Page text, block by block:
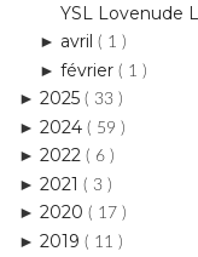
YSL Lovenude
► avril ( 1 )
► février ( 1 )
► 2025 ( 33 )
► 2024 ( 59 )
► 2022 ( 6 )
► 2021 ( 3 )
► 2020 ( 17 )
► 2019 ( 11 )